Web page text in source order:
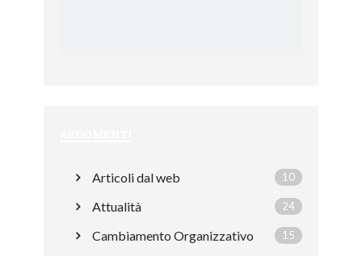
Articoli dal web 10
Attualità 24
Cambiamento Organizzativo 15